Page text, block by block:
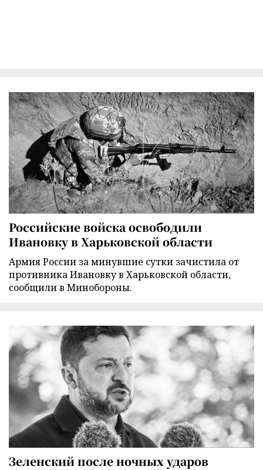
Российские войска освободили
Ивановку в Харьковской области
Армия России за минувшие сутки зачистила от
противника Ивановку в Харьковской области,
сообщили в Минобороны.
Зеленский после ночных ударов